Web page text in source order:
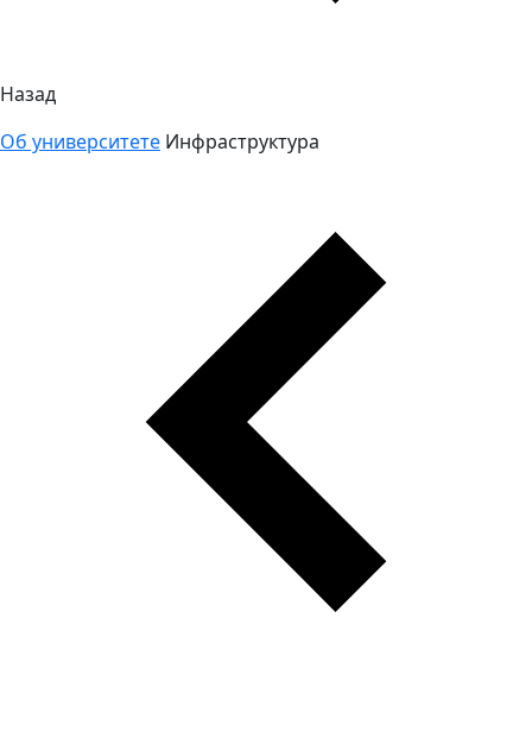
Назад
Об университете Инфраструктура